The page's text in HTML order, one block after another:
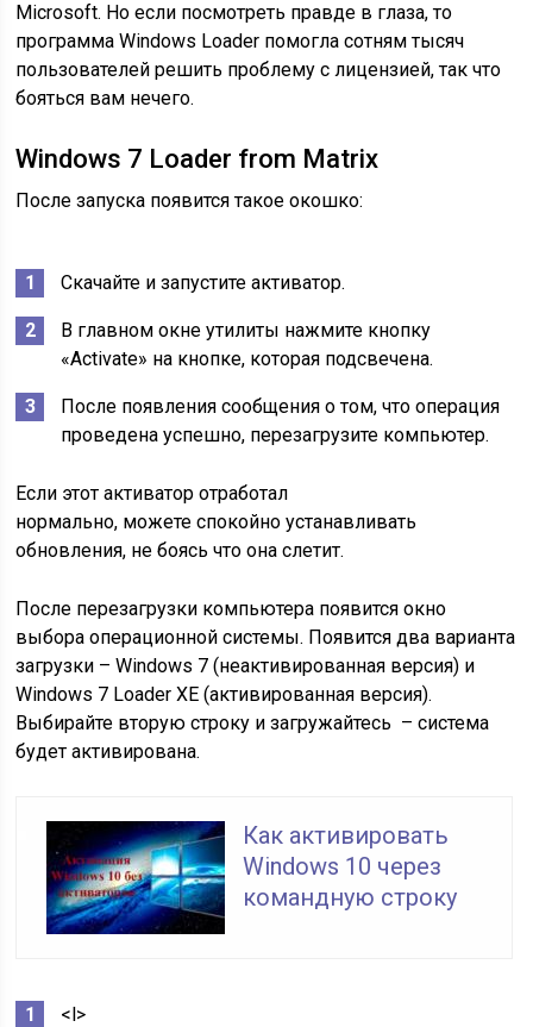
Microsoft. Но если посмотреть правде в глаза, то
программа Windows Loader помогла сотням тысяч
пользователей решить проблему с лицензией, так что
бояться вам нечего.
Windows 7 Loader from Matrix
После запуска появится такое окошко:
Скачайте и запустите активатор.
В главном окне утилиты нажмите кнопку
«Activate» на кнопке, которая подсвечена.
После появления сообщения о том, что операция
проведена успешно, перезагрузите компьютер.
Если этот активатор отработал
нормально, можете спокойно устанавливать
обновления, не боясь что она слетит.
После перезагрузки компьютера появится окно
выбора операционной системы. Появится два варианта
загрузки – Windows 7 (неактивированная версия) и
Windows 7 Loader XE (активированная версия).
Выбирайте вторую строку и загружайтесь – система
будет активирована.
Как активировать
Windows 10 через
командную строку
<l>